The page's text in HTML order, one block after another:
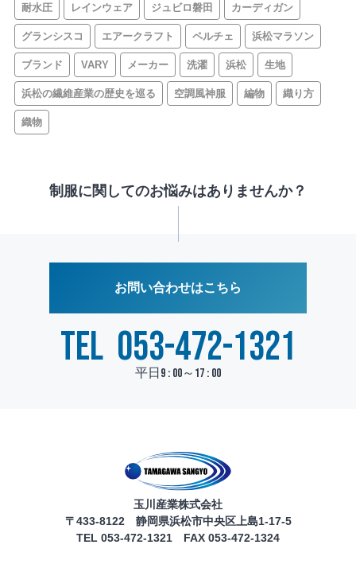
耐水圧 レインウェア ジュビロ磐田 カーディガン
グランシスコ エアークラフト ペルチェ 浜松マラソン
ブランド VARY メーカー 洗濯 浜松 生地
浜松の繊維産業の歴史を巡る 空調風神服 編物 織り方
織物
制服に関してのお悩みはありませんか？
お問い合わせはこちら
TEL 053-472-1321
平日9 : 00～17 : 00
玉川産業株式会社
〒433-8122 静岡県浜松市中央区上島1-17-5
TEL 053-472-1321 FAX 053-472-1324